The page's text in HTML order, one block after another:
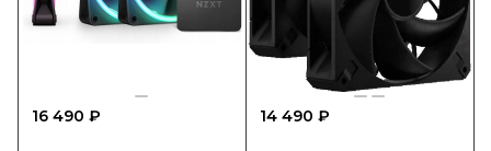
16 490 ₽ 14 490 ₽